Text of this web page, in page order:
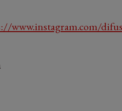
www.instagram.com/